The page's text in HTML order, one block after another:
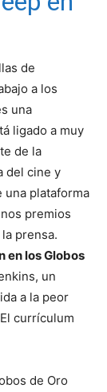
de
a los
una
ligado a muy
de la
del cine y
una plataforma
premios
prensa.
en los Globos
un
a la peor
currículum